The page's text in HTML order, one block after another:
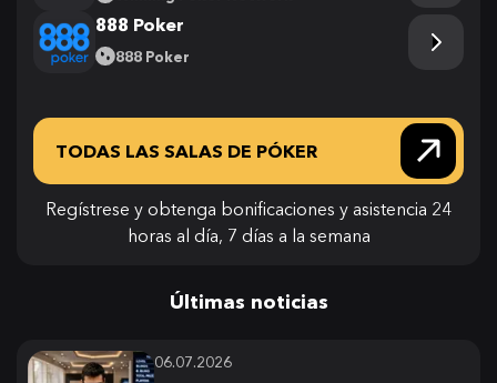
888 Poker
888 Poker
TODAS LAS SALAS DE PÓKER
Regístrese y obtenga bonificaciones y asistencia 24
horas al día, 7 días a la semana
Últimas noticias
06.07.2026